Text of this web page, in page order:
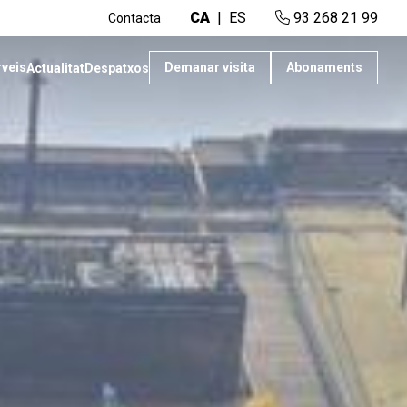
Contacta CA ES 93 268 21 99
ActualitatDespatxos Demanar visita Abonaments